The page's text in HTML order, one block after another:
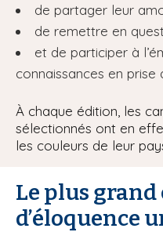
de partager leur
de remettre en
et de participer à
connaissances en
À chaque édition, les
sélectionnés ont en
les couleurs de leur
Le plus
d’éloquence